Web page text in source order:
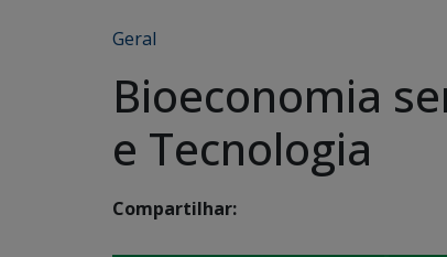
Geral
Bioeconomia
e Tecnologia
Compartilhar: